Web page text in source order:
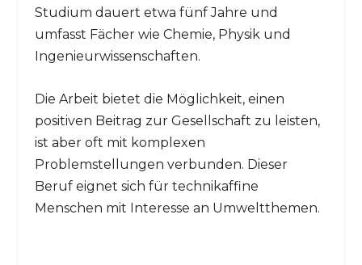
Studium dauert etwa fünf Jahre und
umfasst Fächer wie Chemie, Physik und
Ingenieurwissenschaften.
Die Arbeit bietet die Möglichkeit, einen
positiven Beitrag zur Gesellschaft zu leisten,
ist aber oft mit komplexen
Problemstellungen verbunden. Dieser
Beruf eignet sich für technikaffine
Menschen mit Interesse an Umweltthemen.